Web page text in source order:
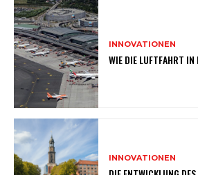
INNOVATIONEN
WIE DIE LUFTFAHRT
INNOVATIONEN